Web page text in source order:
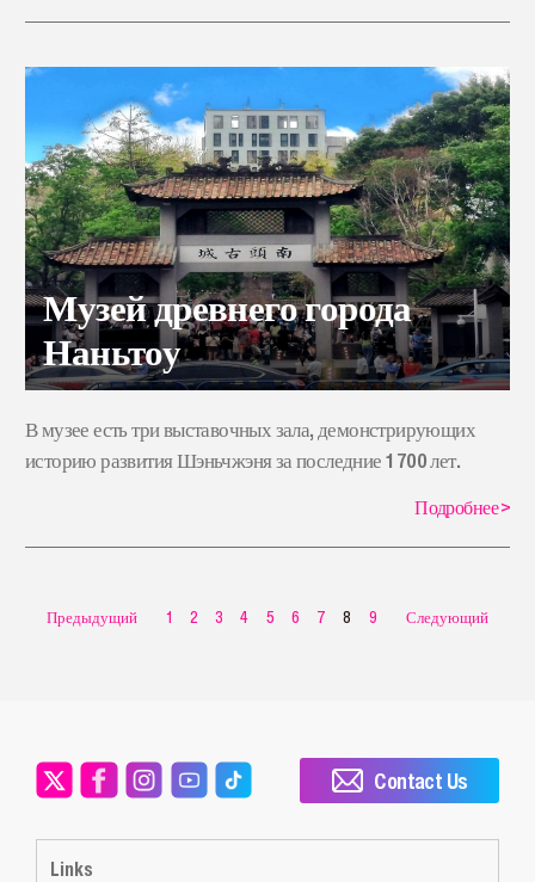
Музей древнего города
Наньтоу
В музее есть три выставочных зала, демонстрирующих
историю развития Шэньчжэня за последние 1 700 лет.
Подробнее>
Предыдущий 1 2 3 4 5 6 7 8 9 Следующий
Links
Contact Us